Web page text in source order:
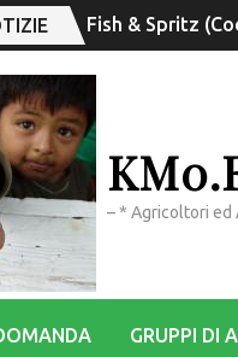
Fish & Spritz
– * Agricoltori ed
GRUPPI DI